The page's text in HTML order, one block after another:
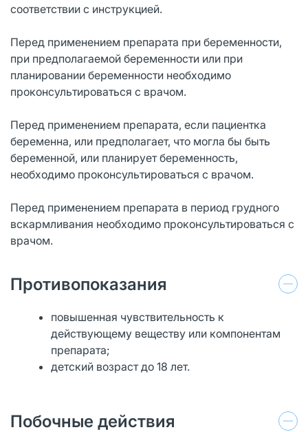
соответствии с инструкцией.
Перед применением препарата при беременности,
при предполагаемой беременности или при
планировании беременности необходимо
проконсультироваться с врачом.
Перед применением препарата, если пациентка
беременна, или предполагает, что могла бы быть
беременной, или планирует беременность,
необходимо проконсультироваться с врачом.
Перед применением препарата в период грудного
вскармливания необходимо проконсультироваться с
врачом.
Противопоказания
повышенная чувствительность к
действующему веществу или компонентам
препарата;
детский возраст до 18 лет.
Побочные действия